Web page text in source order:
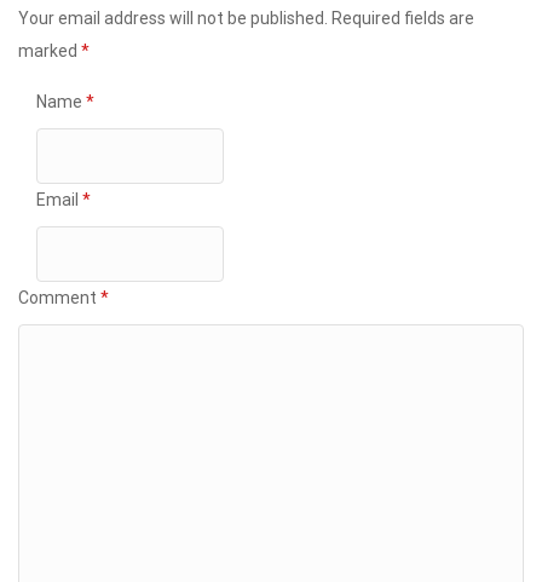
Your email address will not be published.
Required fields are
marked *
Name *
Email *
Comment *